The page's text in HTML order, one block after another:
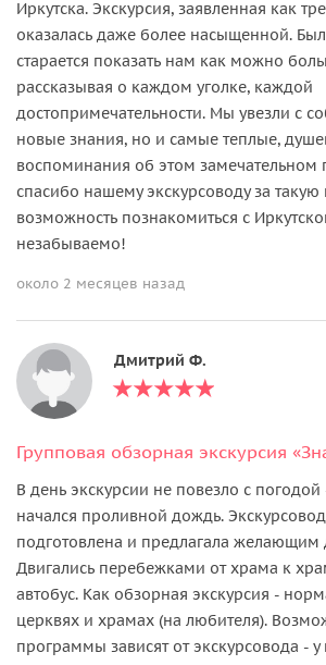
Иркутска. Экскурсия, заявленная как
оказалась даже более насыщенной.
старается показать нам как можно
рассказывая о каждом уголке, каждой
достопримечательности. Мы увезли с
новые знания, но и самые теплые,
воспоминания об этом замечательном
спасибо нашему экскурсоводу за
возможность познакомиться с
незабываемо!
около 2 месяцев назад
Дмитрий Ф.
В день экскурсии не повезло с
начался проливной дождь.
подготовлена и предлагала желающим
Двигались перебежками от храма к
автобус. Как обзорная экскурсия -
церквях и храмах (на любителя).
программы зависят от экскурсовода -